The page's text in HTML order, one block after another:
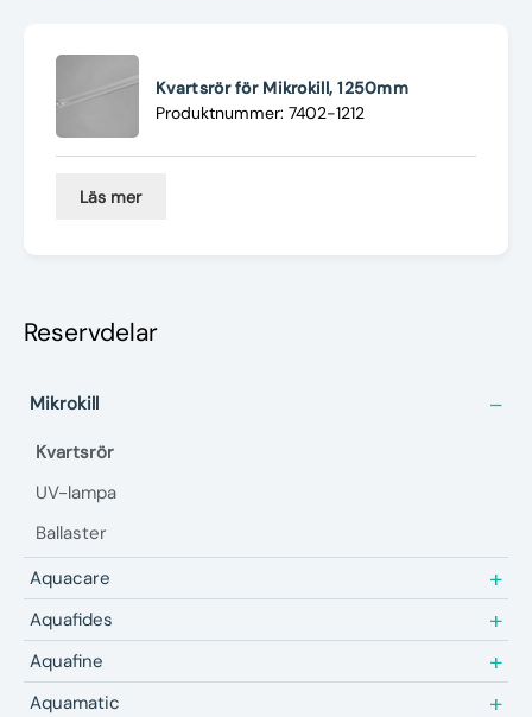
Underhållstips
Kvartsrör för Mikrokill, 1250mm
Produktnummer: 7402-1212
Läs mer
Aquacare
Aquafides
Aquafine
Aquamatic
Mikrokill
Kvartsrör
UV-lampa
Ballaster
Reservdelar